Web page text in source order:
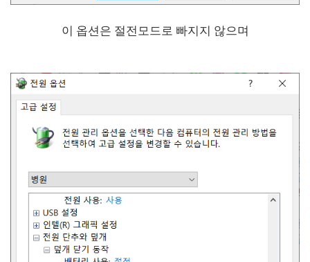
이 옵션은 절전모드로 빠지지 않으며